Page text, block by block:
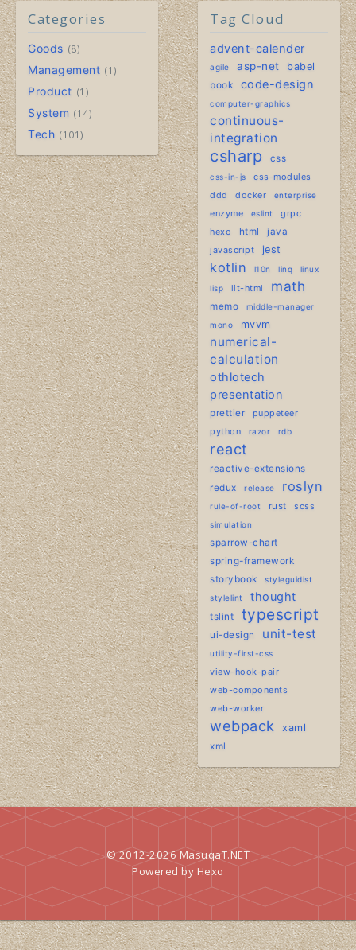
Categories
Goods 8
Management 1
Product 1
System 14
Tech 101
Tag Cloud
advent-calender
agile asp-net babel
book code-design
computer-graphics
continuous-
integration
csharp css
css-in-js
css-modules
ddd
docker enterprise
enzyme eslint
grpc
hexo
html
java
javascript
jest
kotlin l10n linq
linux
lisp
lit-html math
memo
middle-manager
mono
mvvm
numerical-
calculation
othlotech
presentation
prettier
puppeteer
python
razor rdb
react
reactive-extensions
redux
release roslyn
rule-of-root rust scss
simulation
sparrow-chart
spring-framework
storybook
styleguidist
stylelint
thought
tslint typescript
ui-design unit-test
utility-first-css
view-hook-pair
web-components
web-worker
webpack xaml
xml
© 2012-2026MasuqaT.NET
Powered by Hexo